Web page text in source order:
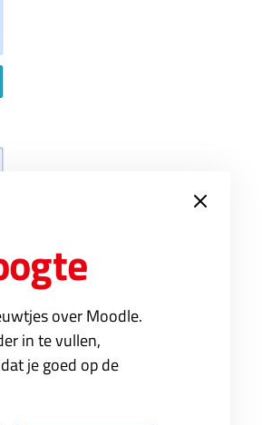
de slag met LTI in Moodle.
met LTI.
over Moodle.
in te vullen,
je goed op de